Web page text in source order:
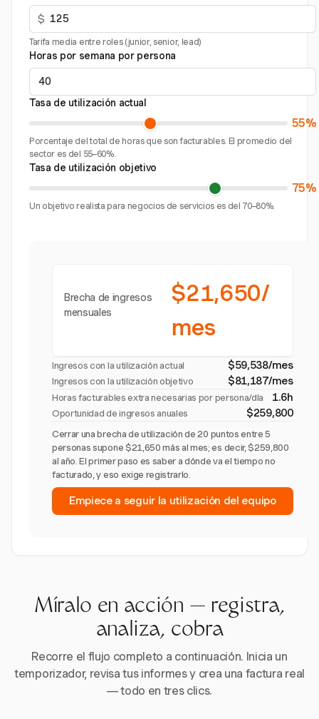
$
Tarifa media entre roles (junior, senior, lead)
Horas por semana por persona
Tasa de utilización actual
55%
Porcentaje del total de horas que son facturables. El promedio del
sector es del 55–60%.
Tasa de utilización objetivo
75%
Un objetivo realista para negocios de servicios es del 70–80%.
Brecha de ingresos
mensuales
$21,650/
mes
Ingresos con la utilización actual $59,538/mes
Ingresos con la utilización objetivo $81,187/mes
Horas facturables extra necesarias por persona/día 1.6h
Oportunidad de ingresos anuales $259,800
Cerrar una brecha de utilización de 20 puntos entre 5
personas supone $21,650 más al mes; es decir, $259,800
al año. El primer paso es saber a dónde va el tiempo no
facturado, y eso exige registrarlo.
Empiece a seguir la utilización del equipo
Míralo en acción — registra,
analiza, cobra
Recorre el flujo completo a continuación. Inicia un
temporizador, revisa tus informes y crea una factura real
— todo en tres clics.